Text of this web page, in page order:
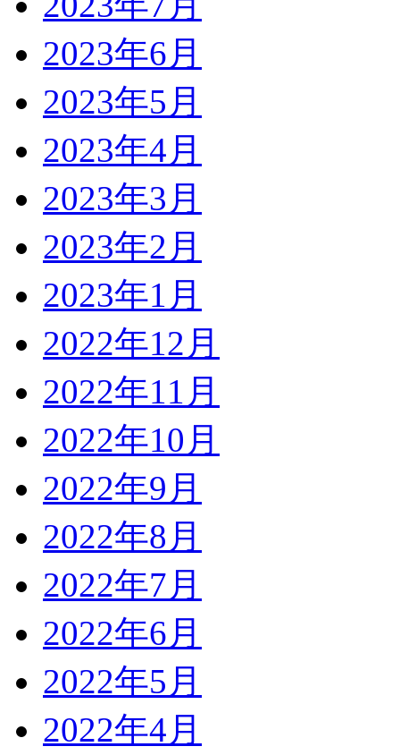
2023年6月
2023年5月
2023年4月
2023年3月
2023年2月
2023年1月
2022年12月
2022年11月
2022年10月
2022年9月
2022年8月
2022年7月
2022年6月
2022年5月
2022年4月